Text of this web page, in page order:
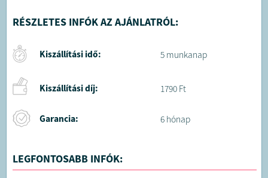
RÉSZLETES INFÓK AZ AJÁNLATRÓL:
Kiszállítási idő: 5 munkanap
Kiszállítási díj: 1790 Ft
Garancia: 6 hónap
LEGFONTOSABB INFÓK: